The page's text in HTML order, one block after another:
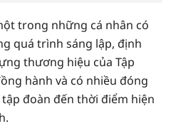
trong những cá nhân có
quá trình sáng lập, định
thương hiệu của Tập
hành và có nhiều đóng
đoàn đến thời điểm hiện